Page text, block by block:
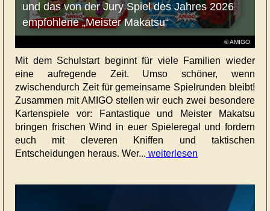
© AMIGO
und das von der Jury Spiel des Jahres 2026
empfohlene „Meister Makatsu“
Mit dem Schulstart beginnt für viele Familien wieder
eine aufregende Zeit. Umso schöner, wenn
zwischendurch Zeit für gemeinsame Spielrunden bleibt!
Zusammen mit AMIGO stellen wir euch zwei besondere
Kartenspiele vor: Fantastique und Meister Makatsu
bringen frischen Wind in euer Spieleregal und fordern
euch mit cleveren Kniffen und taktischen
Entscheidungen heraus. Wer... weiterlesen